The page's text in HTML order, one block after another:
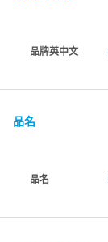
品牌英中文
品名
品名